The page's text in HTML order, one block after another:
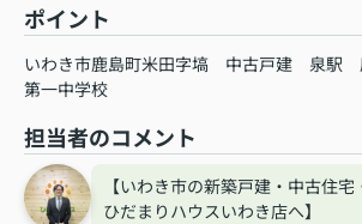
ポイント
いわき市鹿島町米田字塙 中古戸建 泉駅
第一中学校
担当者のコメント
【いわき市の新築戸建・中古住宅
ひだまりハウスいわき店へ】